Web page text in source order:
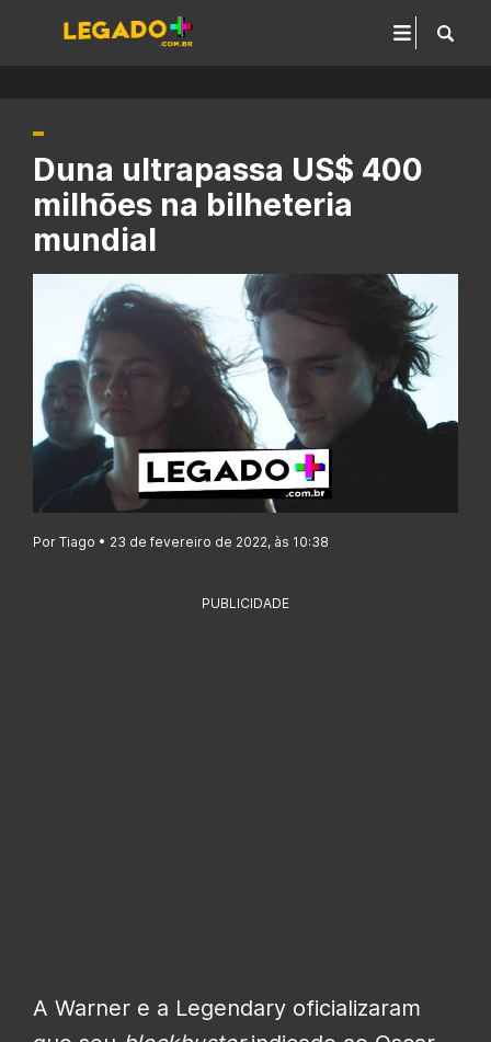
Duna ultrapassa US$ 400
milhões na bilheteria
mundial
Por Tiago • 23 de fevereiro de 2022, às 10:38
PUBLICIDADE
A Warner e a Legendary oficializaram